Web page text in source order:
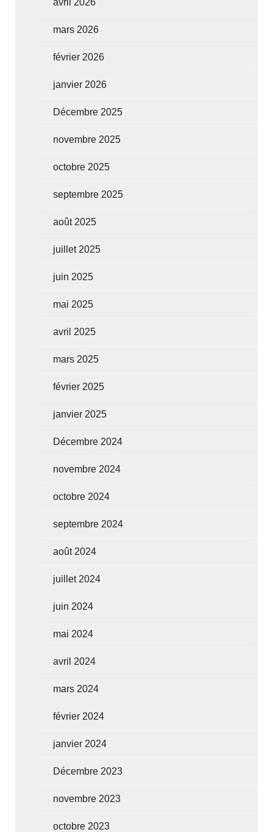
mars 2026
février 2026
janvier 2026
Décembre 2025
novembre 2025
octobre 2025
septembre 2025
août 2025
juillet 2025
juin 2025
mai 2025
avril 2025
mars 2025
février 2025
janvier 2025
Décembre 2024
novembre 2024
octobre 2024
septembre 2024
août 2024
juillet 2024
juin 2024
mai 2024
avril 2024
mars 2024
février 2024
janvier 2024
Décembre 2023
novembre 2023
octobre 2023